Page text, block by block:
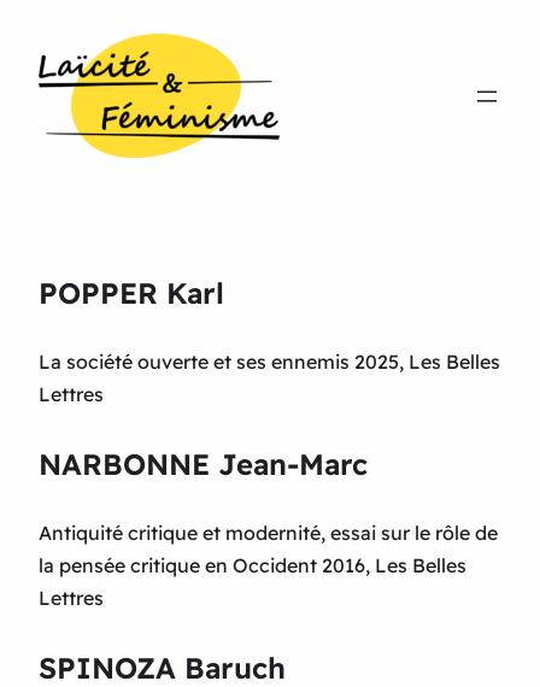
POPPER Karl
La société ouverte et ses ennemis 2025, Les Belles
Lettres
NARBONNE Jean-Marc
Antiquité critique et modernité, essai sur le rôle de
la pensée critique en Occident 2016, Les Belles
Lettres
SPINOZA Baruch